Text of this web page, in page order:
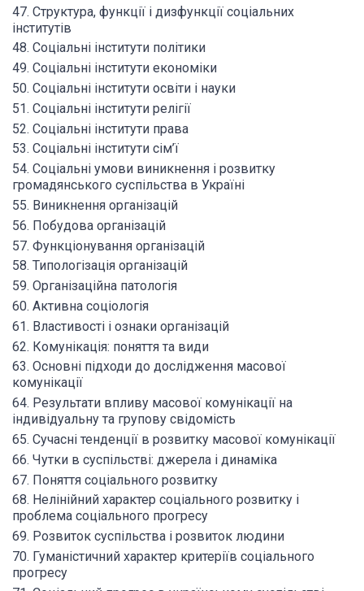
47. Структура, функції і дизфункції соціальних
інститутів
48. Соціальні інститути політики
49. Соціальні інститути економіки
50. Соціальні інститути освіти і науки
51. Соціальні інститути релігії
52. Соціальні інститути права
53. Соціальні інститути сім’ї
54. Соціальні умови виникнення і розвитку
громадянського суспільства в Україні
55. Виникнення організацій
56. Побудова організацій
57. Функціонування організацій
58. Типологізація організацій
59. Організаційна патологія
60. Активна соціологія
61. Властивості і ознаки організацій
62. Комунікація: поняття та види
63. Основні підходи до дослідження масової
комунікації
64. Результати впливу масової комунікації на
індивідуальну та групову свідомість
65. Сучасні тенденції в розвитку масової комунікації
66. Чутки в суспільстві: джерела і динаміка
67. Поняття соціального розвитку
68. Нелінійний характер соціального розвитку і
проблема соціального прогресу
69. Розвиток суспільства і розвиток людини
70. Гуманістичний характер критеріїв соціального
прогресу